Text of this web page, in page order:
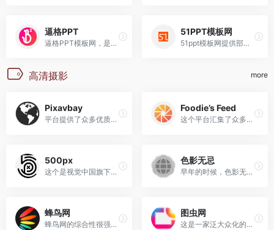
逼格PPT
逼格PPT模板网，是一个提供免...
51PPT模板网
51ppt模板网提供部分原创ppt...
高清摄影 more
Pixavbay
平台提供了众多优质高清摄影...
Foodie’s Feed
这个平台汇集了众多美食图片...
500px
这个是视觉中国旗下的，注意...
色影无忌
早年的时候，色影无忌可是玩...
蜂鸟网
蜂鸟网的综合性很强，里面有...
图虫网
这是一家泛大众化的摄影网站...